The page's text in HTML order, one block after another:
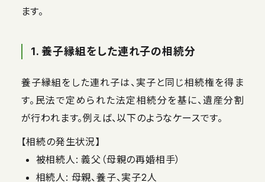
ます。
1. 養子縁組をした連れ子の相続分
養子縁組をした連れ子は、実子と同じ相続権を得ま
す。民法で定められた法定相続分を基に、遺産分割
が行われます。例えば、以下のようなケースです。
【相続の発生状況】
被相続人: 義父（母親の再婚相手）
相続人: 母親、養子、実子2人